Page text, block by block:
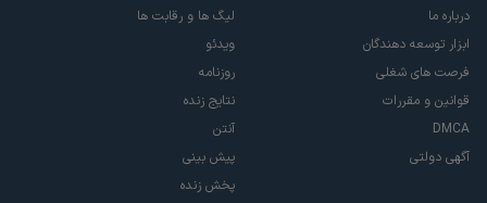
درباره ما
ابزار توسعه دهندگان
فرصت های شغلی
قوانین و مقررات
DMCA
آگهی دولتی
لیگ ها و رقابت ها
ویدئو
روزنامه
نتایج زنده
آنتن
پیش بینی
پخش زنده